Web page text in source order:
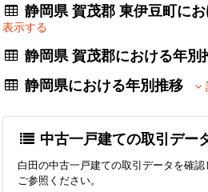
静岡県 賀茂郡 東伊豆町に
表示する
静岡県 賀茂郡における年
静岡県における年別推移
中古一戸建ての取引デー
白田の中古一戸建ての取引データを確
ご参照ください。